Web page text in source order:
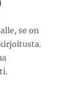
se on